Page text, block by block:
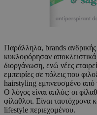
Παράλληλα, brands
κυκλοφόρησαν
διοργάνωση, ενώ νέες
εμπειρίες σε πόλεις που
hairstyling εμπνευσμένο από
Ο λόγος είναι απλός: οι
φίλαθλοι. Είναι ταυτόχρονα
lifestyle περιεχομένου.